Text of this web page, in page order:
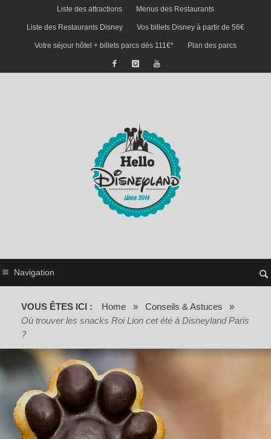
Liste des attractions Menus des Restaurants
Liste des Restaurants Disney Vos billets Disney à partir de 56€
Votre séjour hôtel + billets parcs dès 111€* Plan des parcs
Navigation
VOUS ÊTES ICI : Home » Conseils & Astuces
»
Où trouver les snacks Roi Lion cet été à Disneyland Paris
?